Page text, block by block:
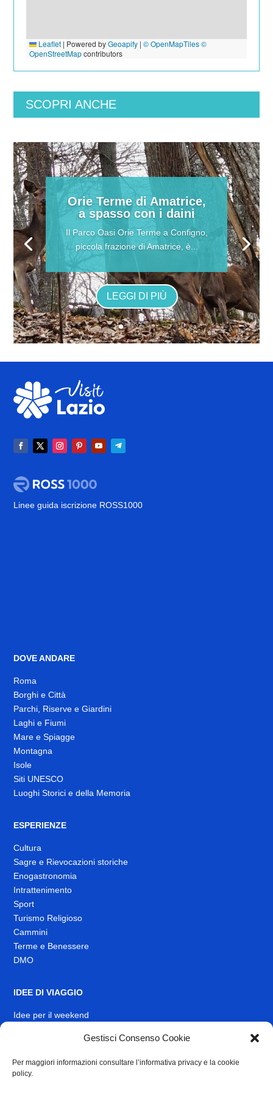
Gestisci Consenso Cookie
Per maggiori informazioni consultare l’informativa privacy e la cookie
policy.
Leaflet | Powered byGeoapify |© OpenMapTiles ©
OpenStreetMapcontributors
SCOPRI ANCHE
Orie Terme di Amatrice,
a spasso con i daini
Il Parco Oasi Orie Terme a Configno,
piccola frazione di Amatrice, è...
LEGGI DI PIÙ
Linee guida iscrizione ROSS1000
DOVE ANDARE
Roma
Borghi e Città
Parchi, Riserve e Giardini
Laghi e Fiumi
Mare e Spiagge
Montagna
Isole
Siti UNESCO
Luoghi Storici e della Memoria
ESPERIENZE
Cultura
Sagre e Rievocazioni storiche
Enogastronomia
Intrattenimento
Sport
Turismo Religioso
Cammini
Terme e Benessere
DMO
IDEE DI VIAGGIO
Idee per il weekend
INFO